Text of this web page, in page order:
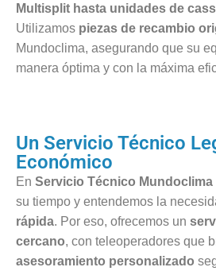
Multisplit hasta unidades de
Utilizamos piezas de recambio
Mundoclima, asegurando que su
manera óptima y con la máxima
Un Servicio Técnico
Económico
En Servicio Técnico Mundoclima
su tiempo y entendemos la
rápida. Por eso, ofrecemos un
cercano, con teleoperadores que
asesoramiento personalizado